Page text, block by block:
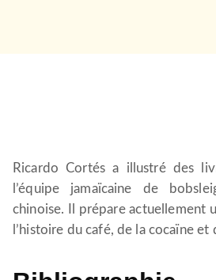
Ricardo Cortés a illustré des
l’équipe jamaïcaine de
chinoise. Il prépare actuellement
l’histoire du café, de la cocaïne et